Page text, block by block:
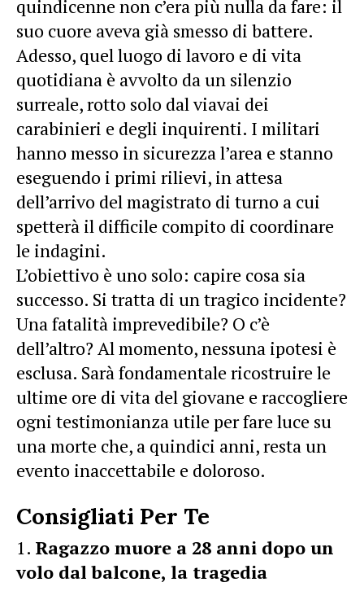
quindicenne non c’era più nulla da fare: il
suo cuore aveva già smesso di battere.
Adesso, quel luogo di lavoro e di vita
quotidiana è avvolto da un silenzio
surreale, rotto solo dal viavai dei
carabinieri e degli inquirenti. I militari
hanno messo in sicurezza l’area e stanno
eseguendo i primi rilievi, in attesa
dell’arrivo del magistrato di turno a cui
spetterà il difficile compito di coordinare
le indagini.
L’obiettivo è uno solo: capire cosa sia
successo. Si tratta di un tragico incidente?
Una fatalità imprevedibile? O c’è
dell’altro? Al momento, nessuna ipotesi è
esclusa. Sarà fondamentale ricostruire le
ultime ore di vita del giovane e raccogliere
ogni testimonianza utile per fare luce su
una morte che, a quindici anni, resta un
evento inaccettabile e doloroso.
Consigliati Per Te
Ragazzo muore a 28 anni dopo un
volo dal balcone, la tragedia